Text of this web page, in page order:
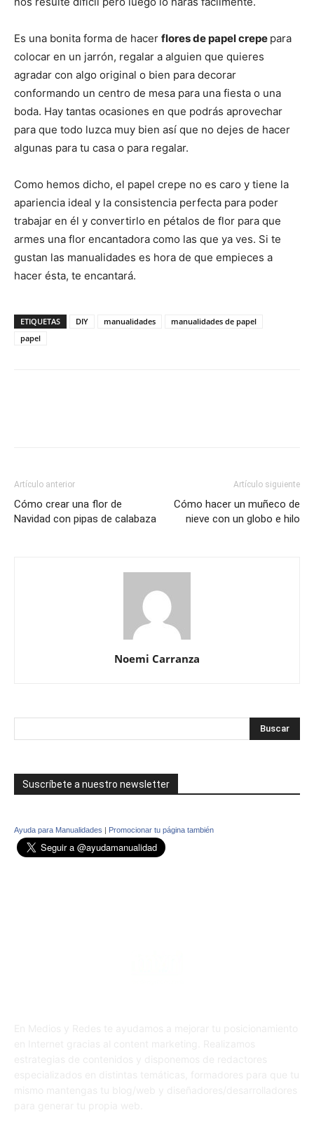
Es una bonita forma de hacer flores de papel crepe para
colocar en un jarrón, regalar a alguien que quieres
agradar con algo original o bien para decorar
conformando un centro de mesa para una fiesta o una
boda. Hay tantas ocasiones en que podrás aprovechar
para que todo luzca muy bien así que no dejes de hacer
algunas para tu casa o para regalar.
Como hemos dicho, el papel crepe no es caro y tiene la
apariencia ideal y la consistencia perfecta para poder
trabajar en él y convertirlo en pétalos de flor para que
armes una flor encantadora como las que ya ves. Si te
gustan las manualidades es hora de que empieces a
hacer ésta, te encantará.
ETIQUETAS DIY manualidades
manualidades de papel
papel
Artículo anterior
Cómo crear una flor de
Navidad con pipas de calabaza
Artículo siguiente
Cómo hacer un muñeco de
nieve con un globo e hilo
Noemi Carranza
Suscríbete a nuestro newsletter
Ayuda para Manualidades | Promocionar tu página también